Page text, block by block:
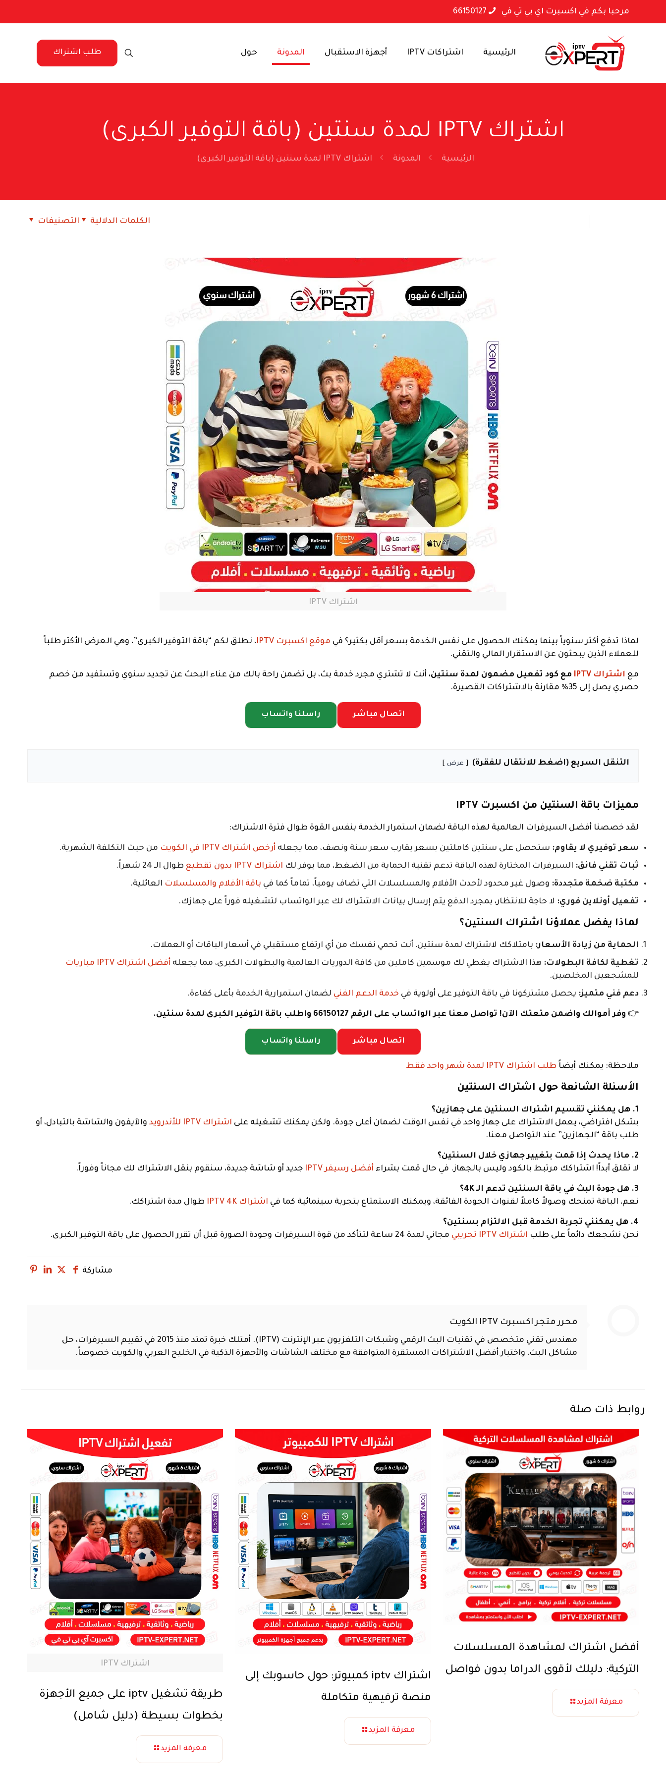
مرحبا بكم في اكسبرت اي بي تي في 66150127
الرئيسية اشتراكات IPTV أجهزة الاستقبال المدونة حول طلب اشتراك
اشتراك IPTV لمدة سنتين (باقة التوفير الكبرى)
الرئيسية المدونة اشتراك IPTV لمدة سنتين (باقة التوفير الكبرى)
التصنيفات الكلمات الدلالية
اشتراك IPTV
لماذا تدفع أكثر سنوياً بينما يمكنك الحصول على نفس الخدمة بسعر أقل بكثير؟ في موقع اكسبرت IPTV
، نطلق لكم “باقة التوفير الكبرى”، وهي العرض الأكثر طلباً
للعملاء الذين يبحثون عن الاستقرار المالي والتقني.
مع اشتراك IPTV مع كود تفعيل مضمون لمدة سنتين، أنت لا تشتري مجرد خدمة بث، بل تضمن راحة بالك من عناء البحث عن تجديد سنوي وتستفيد من خصم
حصري يصل إلى 35% مقارنة بالاشتراكات القصيرة.
اتصال مباشر راسلنا واتساب
التنقل السريع (اضغط للانتقال للفقرة) عرض
مميزات باقة السنتين من اكسبرت IPTV
لقد خصصنا أفضل السيرفرات العالمية لهذه الباقة لضمان استمرار الخدمة بنفس القوة طوال فترة الاشتراك:
سعر توفيري لا يقاوم: ستحصل على سنتين كاملتين بسعر يقارب سعر سنة ونصف، مما يجعله أرخص اشتراك IPTV في الكويت
من حيث التكلفة الشهرية.
ثبات تقني فائق: السيرفرات المختارة لهذه الباقة تدعم تقنية الحماية من الضغط، مما يوفر لك اشتراك IPTV بدون تقطيع
طوال الـ 24 شهراً.
مكتبة ضخمة متجددة: وصول غير محدود لأحدث الأفلام والمسلسلات التي تضاف يومياً، تماماً كما في باقة الأفلام والمسلسلات العائلية.
تفعيل أونلاين فوري: لا حاجة للانتظار، بمجرد الدفع يتم إرسال بيانات الاشتراك لك عبر الواتساب لتشغيله فوراً على جهازك.
لماذا يفضل عملاؤنا اشتراك السنتين؟
الحماية من زيادة الأسعار: بامتلاكك لاشتراك لمدة سنتين، أنت تحمي نفسك من أي ارتفاع مستقبلي في أسعار الباقات أو العملات.
تغطية لكافة البطولات: هذا الاشتراك يغطي لك موسمين كاملين من كافة الدوريات العالمية والبطولات الكبرى، مما يجعله أفضل اشتراك IPTV مباريات
للمشجعين المخلصين.
دعم فني متميز: يحصل مشتركونا في باقة التوفير على أولوية في خدمة الدعم الفني لضمان استمرارية الخدمة بأعلى كفاءة.
👉 وفر أموالك واضمن متعتك الآن! تواصل معنا عبر الواتساب على الرقم 66150127 واطلب باقة التوفير الكبرى لمدة سنتين.
اتصال مباشر راسلنا واتساب
ملاحظة: يمكنك أيضاً طلب اشتراك IPTV لمدة شهر واحد فقط
الأسئلة الشائعة حول اشتراك السنتين
1. هل يمكنني تقسيم اشتراك السنتين على جهازين؟
بشكل افتراضي، يعمل الاشتراك على جهاز واحد في نفس الوقت لضمان أعلى جودة. ولكن يمكنك تشغيله على اشتراك IPTV للأندرويد
والآيفون والشاشة بالتبادل، أو
طلب باقة “الجهازين” عند التواصل معنا.
2. ماذا يحدث إذا قمت بتغيير جهازي خلال السنتين؟
لا تقلق أبداً! اشتراكك مرتبط بالكود وليس بالجهاز. في حال قمت بشراء أفضل رسيفر IPTV جديد أو شاشة جديدة، سنقوم بنقل الاشتراك لك مجاناً وفوراً.
3. هل جودة البث في باقة السنتين تدعم الـ 4K؟
نعم، الباقة تمنحك وصولاً كاملاً لقنوات الجودة الفائقة، ويمكنك الاستمتاع بتجربة سينمائية كما في اشتراك IPTV 4K طوال مدة اشتراكك.
4. هل يمكنني تجربة الخدمة قبل الالتزام بسنتين؟
نحن نشجعك دائماً على طلب اشتراك IPTV تجريبي مجاني لمدة 24 ساعة لتتأكد من قوة السيرفرات وجودة الصورة قبل أن تقرر الحصول على باقة التوفير الكبرى.
مشاركة
محرر متجر اكسبرت IPTV الكويت
مهندس تقني متخصص في تقنيات البث الرقمي وشبكات التلفزيون عبر الإنترنت (IPTV). أمتلك خبرة تمتد منذ 2015 في تقييم السيرفرات، حل
مشاكل البث، واختيار أفضل الاشتراكات المستقرة المتوافقة مع مختلف الشاشات والأجهزة الذكية في الخليج العربي والكويت خصوصاً.
روابط ذات صلة
أفضل اشتراك لمشاهدة المسلسلات
التركية: دليلك لأقوى الدراما بدون فواصل
معرفة المزيد
اشتراك iptv كمبيوتر: حول حاسوبك إلى
منصة ترفيهية متكاملة
معرفة المزيد
اشتراك IPTV
طريقة تشغيل iptv على جميع الأجهزة
بخطوات بسيطة (دليل شامل)
معرفة المزيد